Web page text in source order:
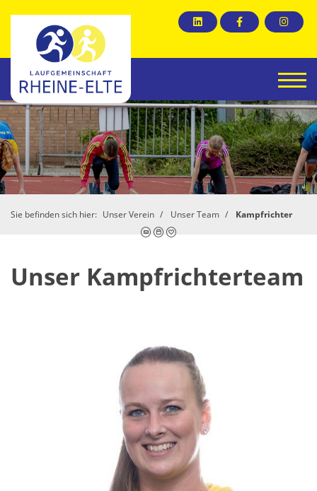
Sie befinden sich hier: Unser Verein Unser Team Kampfrichter
Unser Kampfrichterteam